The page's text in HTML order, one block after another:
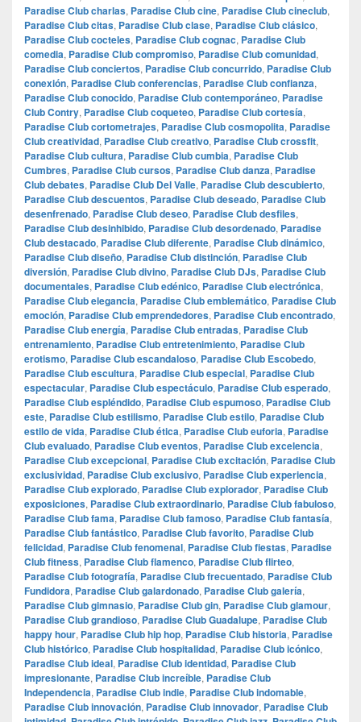
Paradise Club charlas, Paradise Club cine, Paradise Club cineclub,
Paradise Club citas, Paradise Club clase, Paradise Club clásico,
Paradise Club cocteles, Paradise Club cognac, Paradise Club
comedia, Paradise Club compromiso, Paradise Club comunidad,
Paradise Club conciertos, Paradise Club concurrido, Paradise Club
conexión, Paradise Club conferencias, Paradise Club confianza,
Paradise Club conocido, Paradise Club contemporáneo, Paradise
Club Contry, Paradise Club coqueteo, Paradise Club cortesía,
Paradise Club cortometrajes, Paradise Club cosmopolita, Paradise
Club creatividad, Paradise Club creativo, Paradise Club crossfit,
Paradise Club cultura, Paradise Club cumbia, Paradise Club
Cumbres, Paradise Club cursos, Paradise Club danza, Paradise
Club debates, Paradise Club Del Valle, Paradise Club descubierto,
Paradise Club descuentos, Paradise Club deseado, Paradise Club
desenfrenado, Paradise Club deseo, Paradise Club desfiles,
Paradise Club desinhibido, Paradise Club desordenado, Paradise
Club destacado, Paradise Club diferente, Paradise Club dinámico,
Paradise Club diseño, Paradise Club distinción, Paradise Club
diversión, Paradise Club divino, Paradise Club DJs, Paradise Club
documentales, Paradise Club edénico, Paradise Club electrónica,
Paradise Club elegancia, Paradise Club emblemático, Paradise Club
emoción, Paradise Club emprendedores, Paradise Club encontrado,
Paradise Club energía, Paradise Club entradas, Paradise Club
entrenamiento, Paradise Club entretenimiento, Paradise Club
erotismo, Paradise Club escandaloso, Paradise Club Escobedo,
Paradise Club escultura, Paradise Club especial, Paradise Club
espectacular, Paradise Club espectáculo, Paradise Club esperado,
Paradise Club espléndido, Paradise Club espumoso, Paradise Club
este, Paradise Club estilismo, Paradise Club estilo, Paradise Club
estilo de vida, Paradise Club ética, Paradise Club euforia, Paradise
Club evaluado, Paradise Club eventos, Paradise Club excelencia,
Paradise Club excepcional, Paradise Club excitación, Paradise Club
exclusividad, Paradise Club exclusivo, Paradise Club experiencia,
Paradise Club explorado, Paradise Club explorador, Paradise Club
exposiciones, Paradise Club extraordinario, Paradise Club fabuloso,
Paradise Club fama, Paradise Club famoso, Paradise Club fantasía,
Paradise Club fantástico, Paradise Club favorito, Paradise Club
felicidad, Paradise Club fenomenal, Paradise Club fiestas, Paradise
Club fitness, Paradise Club flamenco, Paradise Club flirteo,
Paradise Club fotografía, Paradise Club frecuentado, Paradise Club
Fundidora, Paradise Club galardonado, Paradise Club galería,
Paradise Club gimnasio, Paradise Club gin, Paradise Club glamour,
Paradise Club grandioso, Paradise Club Guadalupe, Paradise Club
happy hour, Paradise Club hip hop, Paradise Club historia, Paradise
Club histórico, Paradise Club hospitalidad, Paradise Club icónico,
Paradise Club ideal, Paradise Club identidad, Paradise Club
impresionante, Paradise Club increíble, Paradise Club
Independencia, Paradise Club indie, Paradise Club indomable,
Paradise Club innovación, Paradise Club innovador, Paradise Club